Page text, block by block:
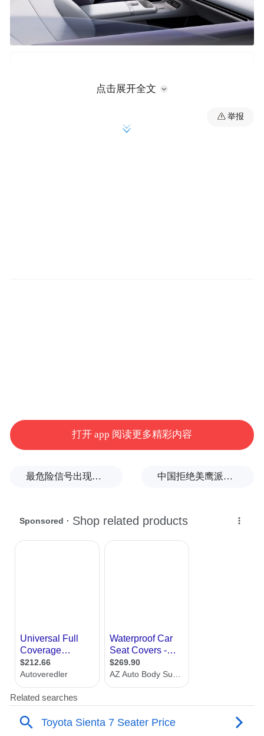
用料方面，长安启源A06在中控区域、车门
饰板，以及座椅等处均采用软性亲肤材质包
覆。座椅方面，新车搭载同级最大后排145°
豪华电动大沙发，支持28点全身豪华按摩模
式，以及全车零重力云感座椅，整车舒适性
点击展开全文
举报
打开 app 阅读更多精彩内容
最危险信号出现！全球能源大动脉岌岌可危 中国拒绝美鹰派副防长访华？弦外之音被热议